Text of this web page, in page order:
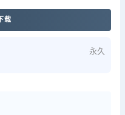
载
永久